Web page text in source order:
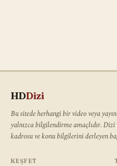
HDDizi
Bu sitede herhangi bir video veya
yalnızca bilgilendirme amaçlıdır.
kadrosu ve konu bilgilerini derleyen
KEŞFET